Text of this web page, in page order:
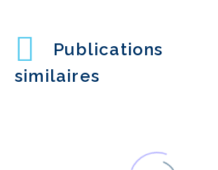
Publications
similaires